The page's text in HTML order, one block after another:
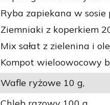
Ryba zapiekana w
Ziemniaki z koperkiem
Mix sałat z zielenina i
Kompot wieloowocowy
Wafle ryżowe 10 g,